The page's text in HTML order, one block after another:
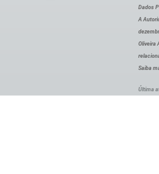
Dados
A
Oliveira
Saiba
Última